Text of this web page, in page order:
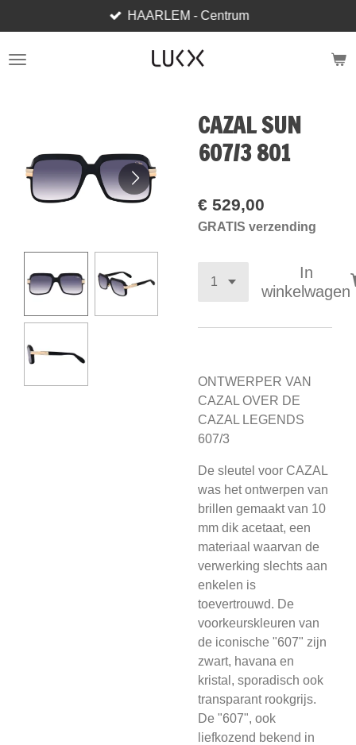
direct
naar
HAARLEM - Centrum
CAZAL SUN
607/3 801
€ 529,00
GRATIS verzending
In
winkelwagen
ONTWERPER VAN
CAZAL OVER DE
CAZAL LEGENDS
607/3
De sleutel voor CAZAL
was het ontwerpen van
brillen gemaakt van 10
mm dik acetaat, een
materiaal waarvan de
verwerking slechts aan
enkelen is
toevertrouwd. De
voorkeurskleuren van
de iconische "607" zijn
zwart, havana en
kristal, sporadisch ook
transparant rookgrijs.
De "607", ook
liefkozend bekend in